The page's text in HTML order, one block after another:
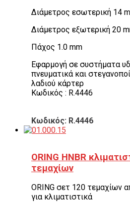
Διάμετρος εσωτερική 14
Διάμετρος εξωτερική 20
Πάχος 1.0 mm
Εφαρμογή σε συστήματα
πνευματικά και
λαδιού κάρτερ
Κωδικός : R.4446
Κωδικός: R.4446
ORING HNBR
τεμαχίων
ORING σετ 120 τεμαχίων
για κλιματιστικά